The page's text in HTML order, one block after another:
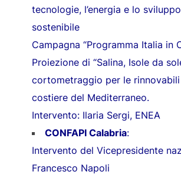
tecnologie, l’energia e lo
sostenibile
Campagna “Programma Italia in
Proiezione di “Salina, Isole da
cortometraggio per le rinnovabili
costiere del Mediterraneo.
Intervento: Ilaria Sergi, ENEA
CONFAPI Calabria:
Intervento del Vicepresidente
Francesco Napoli